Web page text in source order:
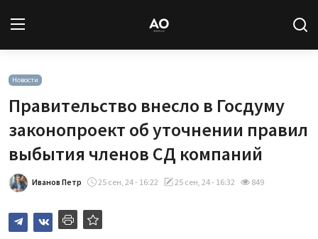
Новости
Статьи
Авторы
Архив
Новости
Правительство внесло в Госдуму
законопроект об уточнении правил
выбытия членов СД компаний
Иванов Петр 25 сен, 24 - 16:22 25 сен, 24 - 16:32 849